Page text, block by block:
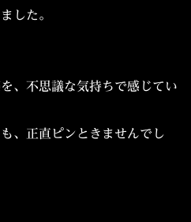
した。
、不思議な気持ちで感じてい
、正直ピンときませんでし